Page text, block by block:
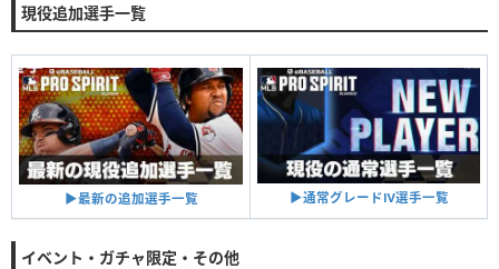
現役追加選手一覧
▶︎最新の追加選手一覧 ▶︎通常グレードⅣ選手一覧
イベント・ガチャ限定・その他